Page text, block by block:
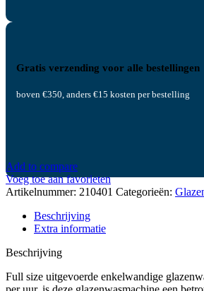
Gratis verzending voor alle bestellingen
boven €350, anders €15 kosten per bestelling
Add to compare
Voeg toe aan favorieten
Artikelnummer: 210401 Categorieën:
Beschrijving
Extra informatie
Beschrijving
Full size uitgevoerde enkelwandige